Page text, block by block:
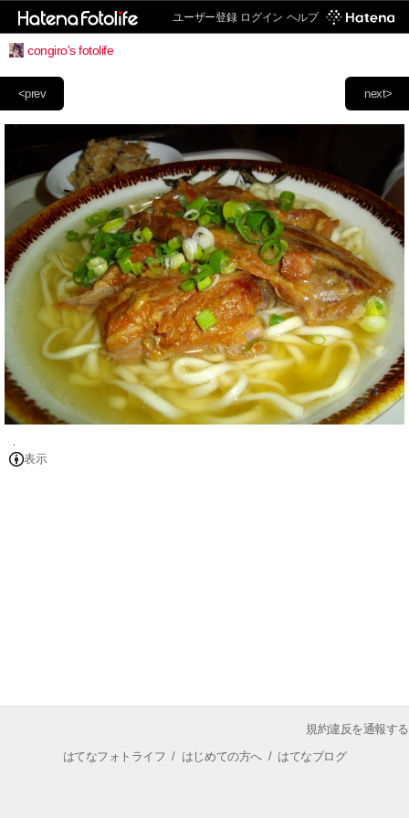
ユーザー登録 ログイン ヘルプ
congiro's fotolife
next>
<prev
表示
規約違反を通報する
はてなフォトライフ / はじめての方へ/ はてなブログ